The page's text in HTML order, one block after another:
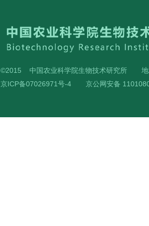
©2015 中国农业科学院生物技术研究所
京ICP备07026971号-4
京公网安备